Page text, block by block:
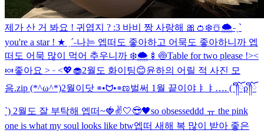
제가 산 거 봐요 ! 귀엽지 ? :3 바비 짱 사랑해 🎀👛 ❄️☃️🌨️˗ˏˋ
you're a star ! ★ ˎˊ˗나는 엡떠도 좋아하고 어묵도 좋아하니까 엡
떠도 어묵 많이 먹어 추우니까 ❄️🌨️🍢🍥Table for two please !><
🍬좋아요 ˃ ᵕ ˂💖🧁2월도 화이팅😊윤하의 어릴 적 사진 모
음.zip (*^ω^*)2월이닷 ⌯•ᗢ•⌯ಣ벌써 1월 끝이야ㅑㅑ…. (´༎ຶོρ༎ຶོ
`) 2월도 잘 부탁해 엡떠~🍓✌️🤍😎🖤so obsesseddd ㅠ the pink
one is what my soul looks like btw엡떠 새해 복 많이 받아 좋은